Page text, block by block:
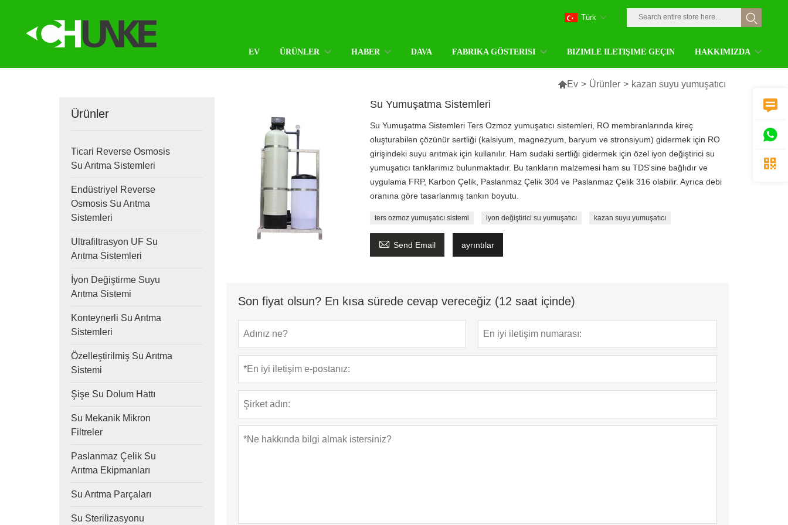
EV ÜRÜNLER HABER DAVA FABRIKA GÖSTERISI BIZIMLE ILETIŞIME GEÇIN HAKKIMIZDA
Türk
Ev > Ürünler > kazan suyu yumuşatıcı
Ürünler
Ticari Reverse Osmosis
Su Arıtma Sistemleri
Endüstriyel Reverse
Osmosis Su Arıtma
Sistemleri
Ultrafiltrasyon UF Su
Arıtma Sistemleri
İyon Değiştirme Suyu
Arıtma Sistemi
Konteynerli Su Arıtma
Sistemleri
Özelleştirilmiş Su Arıtma
Sistemi
Şişe Su Dolum Hattı
Su Mekanik Mikron
Filtreler
Paslanmaz Çelik Su
Arıtma Ekipmanları
Su Arıtma Parçaları
Su Sterilizasyonu
Su Yumuşatma Sistemleri
Su Yumuşatma Sistemleri Ters Ozmoz yumuşatıcı sistemleri, RO membranlarında kireç
oluşturabilen çözünür sertliği (kalsiyum, magnezyum, baryum ve stronsiyum) gidermek için RO
girişindeki suyu arıtmak için kullanılır. Ham sudaki sertliği gidermek için özel iyon değiştirici su
yumuşatıcı tanklarımız bulunmaktadır. Bu tankların malzemesi ham su TDS'sine bağlıdır ve
uygulama FRP, Karbon Çelik, Paslanmaz Çelik 304 ve Paslanmaz Çelik 316 olabilir. Ayrıca debi
oranına göre tasarlanmış tankın boyutu.
ters ozmoz yumuşatıcı sistemi iyon değiştirici su yumuşatıcı kazan suyu yumuşatıcı
 Send Email ayrıntılar
Son fiyat olsun? En kısa sürede cevap vereceğiz (12 saat içinde)


